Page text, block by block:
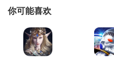
你可能喜欢